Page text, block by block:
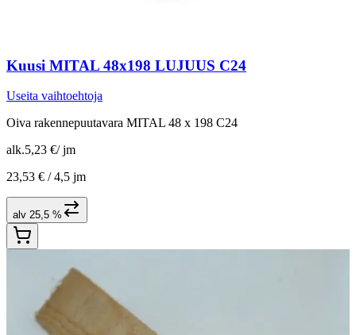
Kuusi MITAL 48x198 LUJUUS C24
Useita vaihtoehtoja
Oiva rakennepuutavara MITAL 48 x 198 C24
alk.5,23 €/ jm
23,53 € /4,5 jm
alv 25,5 %